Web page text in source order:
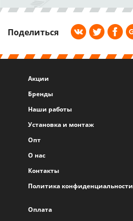
Поделиться
Акции
Бренды
Наши работы
Установка и монтаж
Опт
О нас
Контакты
Политика конфиденциальности
Оплата